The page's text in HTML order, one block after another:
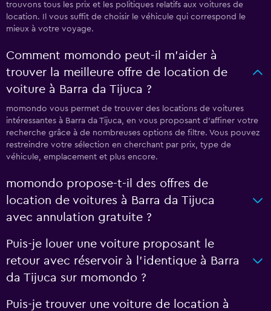
trouvons tous les prix et les politiques relatifs aux voitures de
location. Il vous suffit de choisir le véhicule qui correspond le
mieux à votre voyage.
Comment momondo peut-il m’aider à
trouver la meilleure offre de location de
voiture à Barra da Tijuca ?
momondo vous permet de trouver des locations de voitures
intéressantes à Barra da Tijuca, en vous proposant d'affiner votre
recherche grâce à de nombreuses options de filtre. Vous pouvez
restreindre votre sélection en cherchant par prix, type de
véhicule, emplacement et plus encore.
momondo propose-t-il des offres de
location de voitures à Barra da Tijuca
avec annulation gratuite ?
Puis-je louer une voiture proposant le
retour avec réservoir à l’identique à Barra
da Tijuca sur momondo ?
Puis-je trouver une voiture de location à